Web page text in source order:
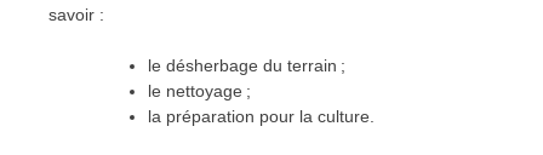
savoir :
le désherbage du terrain ;
le nettoyage ;
la préparation pour la culture.